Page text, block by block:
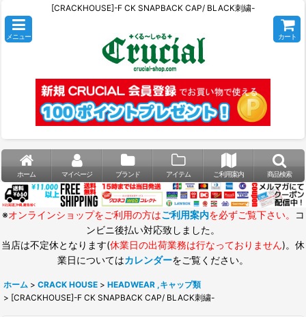
[CRACKHOUSE]-F CK SNAPBACK CAP/ BLACK刺繍-
メニュー カート
ホーム マイページ ブランド アイテム ご利用案内 商品検索
※オンラインショップをご利用の方はご利用案内を必ずご覧下さい。
コ
ンビニ後払い対応致しました。
当店は不定休となります(休業日の出荷業務は行なっておりません)。休
業日についてはカレンダーをご覧ください。
ホーム > CRACK HOUSE > HEADWEAR ,キャップ類
> [CRACKHOUSE]-F CK SNAPBACK CAP/ BLACK刺繍-